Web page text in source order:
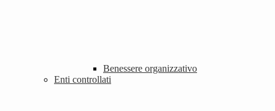
Benessere organizzativo
Enti controllati